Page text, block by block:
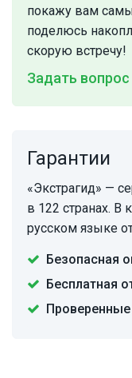
покажу вам
поделюсь
скорую встречу!
Задать вопрос
Гарантии
«Экстрагид» —
в 122 странах. В
русском языке
Безопасная
Бесплатная